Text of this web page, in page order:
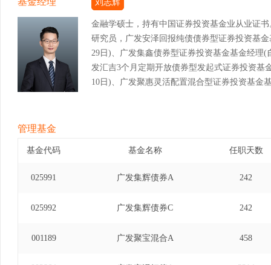
刘志辉
金融学硕士，持有中国证券投资基金业从业证
研究员，广发安泽回报纯债债券型证券投资基
29日)、广发集鑫债券型证券投资基金基金经理(
发汇吉3个月定期开放债券型发起式证券投资基
10日)、广发聚惠灵活配置混合型证券投资基金
券型证券投资基金基金经理(自2019年3月14日
发起式证券投资基金基金经理(自2020年1月21
月定期开放债券型证券投资基金基金经理(自
管理基金
基金代码 基金名称 任职天数
025991 广发集辉债券A 242
025992 广发集辉债券C 242
001189 广发聚宝混合A 458